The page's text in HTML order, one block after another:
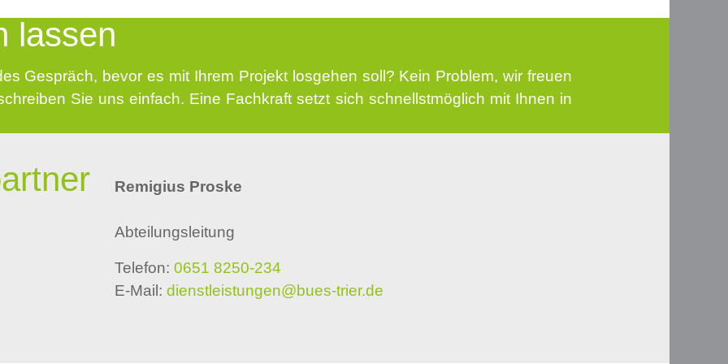
lassen
Gespräch, bevor es mit Ihrem Projekt losgehen soll? Kein Problem, wir freuen
Sie uns einfach. Eine Fachkraft setzt sich schnellstmöglich mit Ihnen in
Remigius Proske
Abteilungsleitung
Telefon: 0651 8250-234
E-Mail: dienstleistungen@bues-trier.de